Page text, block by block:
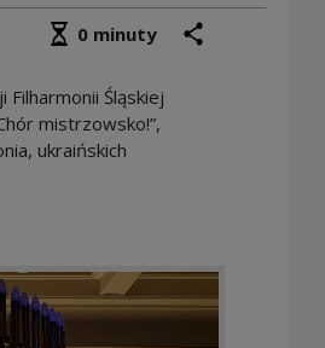
Średni czas czytania
0 minuty
Śląskiej
mistrzowsko!”,
ukraińskich